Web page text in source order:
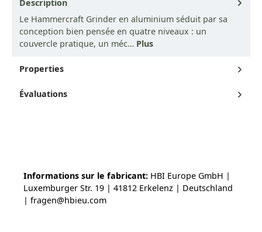
Description
Le Hammercraft Grinder en aluminium séduit par sa
conception bien pensée en quatre niveaux : un
couvercle pratique, un méc… Plus
Properties
Évaluations
Informations sur le fabricant: HBI Europe GmbH |
Luxemburger Str. 19 | 41812 Erkelenz | Deutschland
| fragen@hbieu.com